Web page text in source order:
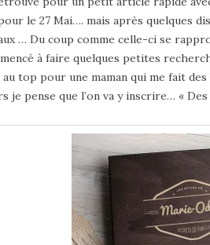
le 27 Mai…. mais après quelques
… Du coup comme celle-ci se
à faire quelques petites
au top pour une maman qui me fait
je pense que l’on va y inscrire… «